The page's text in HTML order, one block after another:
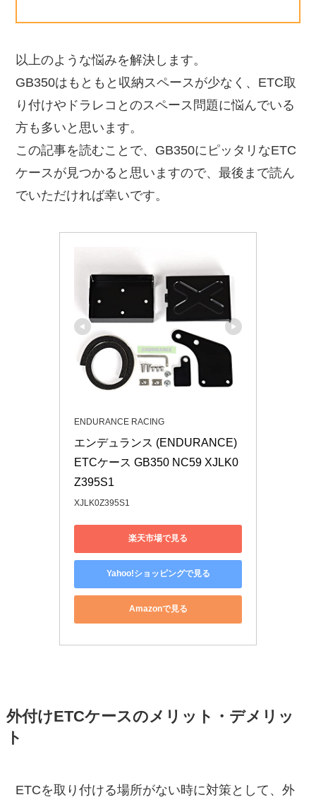
以上のような悩みを解決します。
GB350はもともと収納スペースが少なく、ETC取
り付けやドラレコとのスペース問題に悩んでいる
方も多いと思います。
この記事を読むことで、GB350にピッタリなETC
ケースが見つかると思いますので、最後まで読ん
でいただければ幸いです。
ENDURANCE RACING
エンデュランス (ENDURANCE)
ETCケース GB350 NC59 XJLK0
Z395S1
XJLK0Z395S1
楽天市場で見る
Yahoo!ショッピングで見る
Amazonで見る
外付けETCケースのメリット・デメリッ
ト
ETCを取り付ける場所がない時に対策として、外